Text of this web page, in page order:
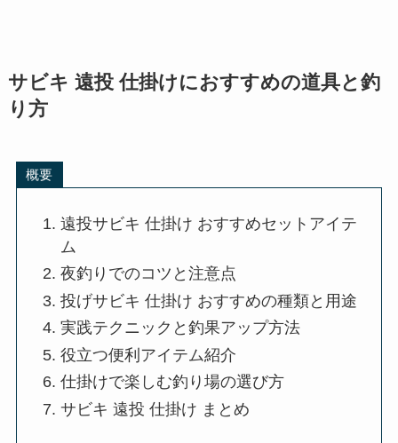
サビキ 遠投 仕掛けにおすすめの道具と釣
り方
概要
遠投サビキ 仕掛け おすすめセットアイテ
ム
夜釣りでのコツと注意点
投げサビキ 仕掛け おすすめの種類と用途
実践テクニックと釣果アップ方法
役立つ便利アイテム紹介
仕掛けで楽しむ釣り場の選び方
サビキ 遠投 仕掛け まとめ